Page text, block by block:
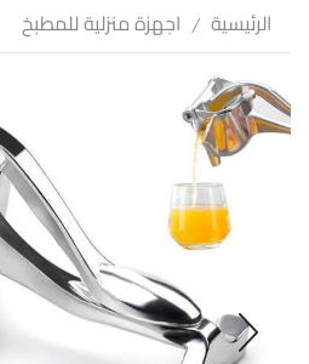
الرئيسية / اجهزة منزلية للمطبخ